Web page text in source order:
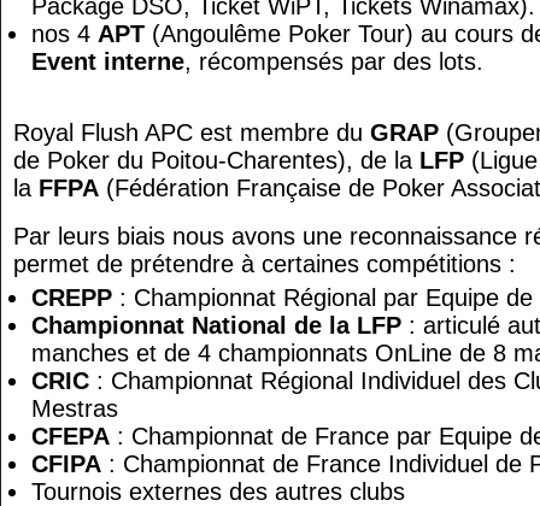
Package DSO, Ticket WiPT, Tickets Winamax).
nos 4 APT (Angoulême Poker Tour) au cours
Event interne, récompensés par des lots.
Royal Flush APC est membre du GRAP
de Poker du Poitou-Charentes), de la LFP
la FFPA (Fédération Française de Poker
Par leurs biais nous avons une reconnaissance
permet de prétendre à certaines compétitions :
CREPP : Championnat Régional par Equipe
Championnat National de la LFP : articulé
manches et de 4 championnats OnLine de 8
CRIC : Championnat Régional Individuel des
Mestras
CFEPA : Championnat de France par Equipe
CFIPA : Championnat de France Individuel de
Tournois externes des autres clubs